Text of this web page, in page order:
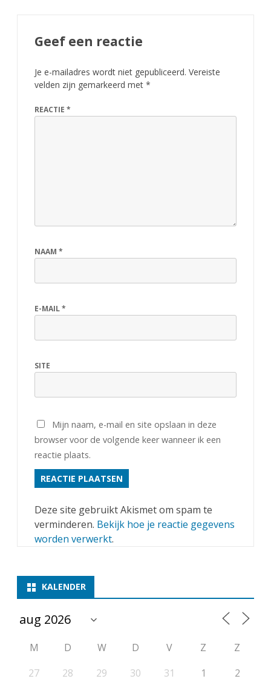
Geef een reactie
Je e-mailadres wordt niet gepubliceerd. Vereiste
velden zijn gemarkeerd met *
REACTIE *
NAAM *
E-MAIL*
SITE
Mijn naam, e-mail en site opslaan in deze
browser voor de volgende keer wanneer ik een
reactie plaats.
Deze site gebruikt Akismet om spam te
verminderen. Bekijk hoe je reactie gegevens
worden verwerkt.
KALENDER
M D W D V Z
Z
27
28 29 30 31 1 2